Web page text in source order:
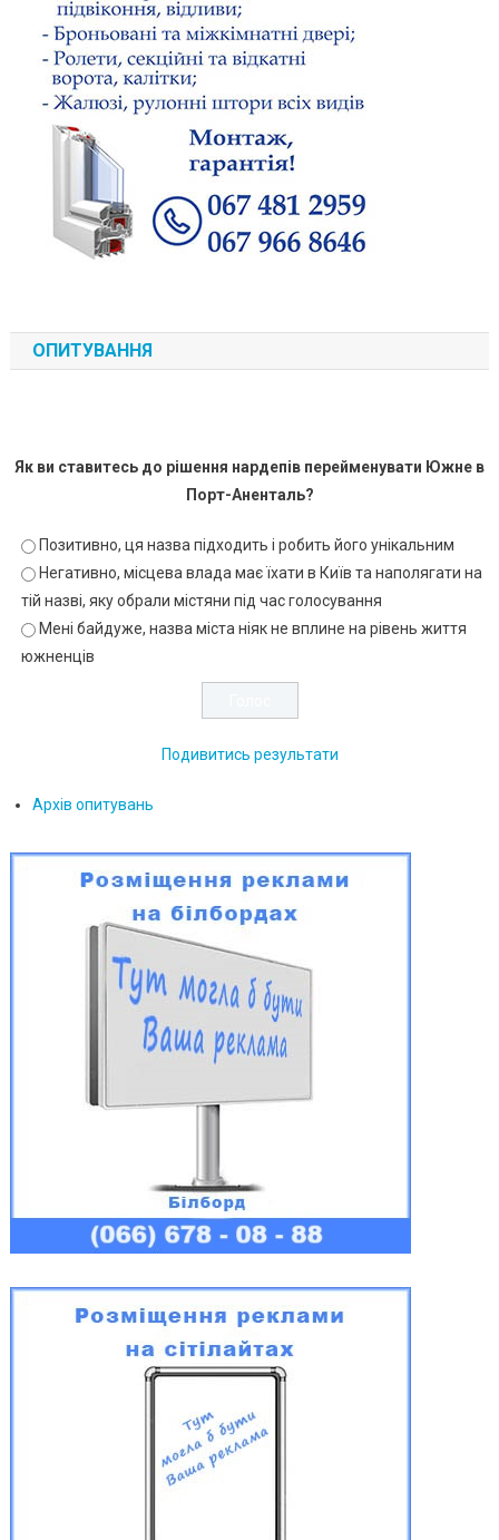
ОПИТУВАННЯ
Як ви ставитесь до рішення нардепів перейменувати Южне в
Порт-Аненталь?
Позитивно, ця назва підходить і робить його унікальним
Негативно, місцева влада має їхати в Київ та наполягати на
тій назві, яку обрали містяни під час голосування
Мені байдуже, назва міста ніяк не вплине на рівень життя
южненців
Подивитись результати
Архів опитувань